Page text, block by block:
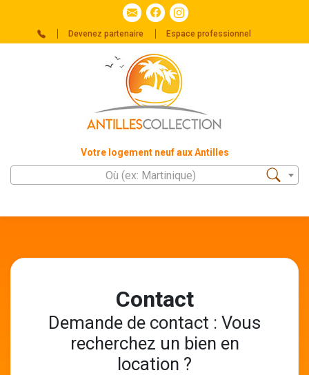
Devenez partenaire Espace professionnel
Votre logement neuf aux Antilles
Où (ex: Martinique)
Contact
Demande de contact : Vous
recherchez un bien en
location ?